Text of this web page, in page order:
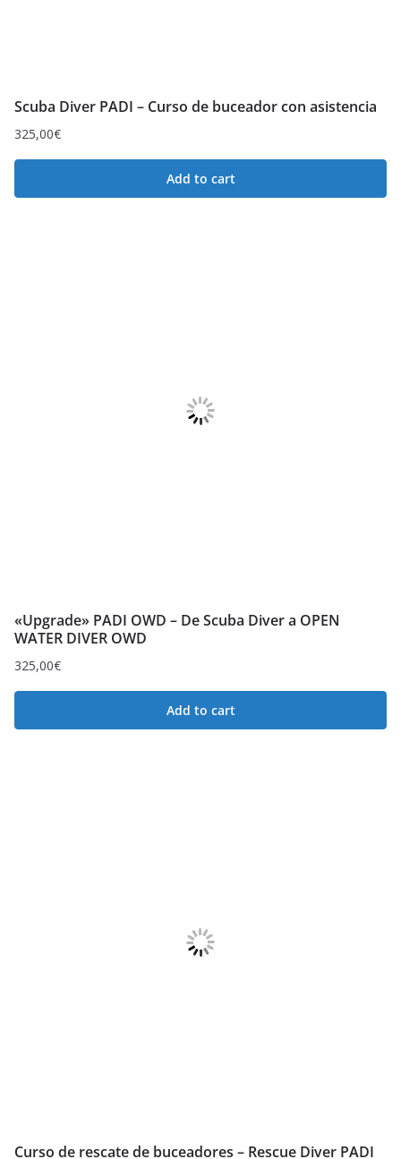
Scuba Diver PADI – Curso de buceador con asistencia
325,00€
Add to cart
«Upgrade» PADI OWD – De Scuba Diver a OPEN
WATER DIVER OWD
325,00€
Add to cart
Curso de rescate de buceadores – Rescue Diver PADI